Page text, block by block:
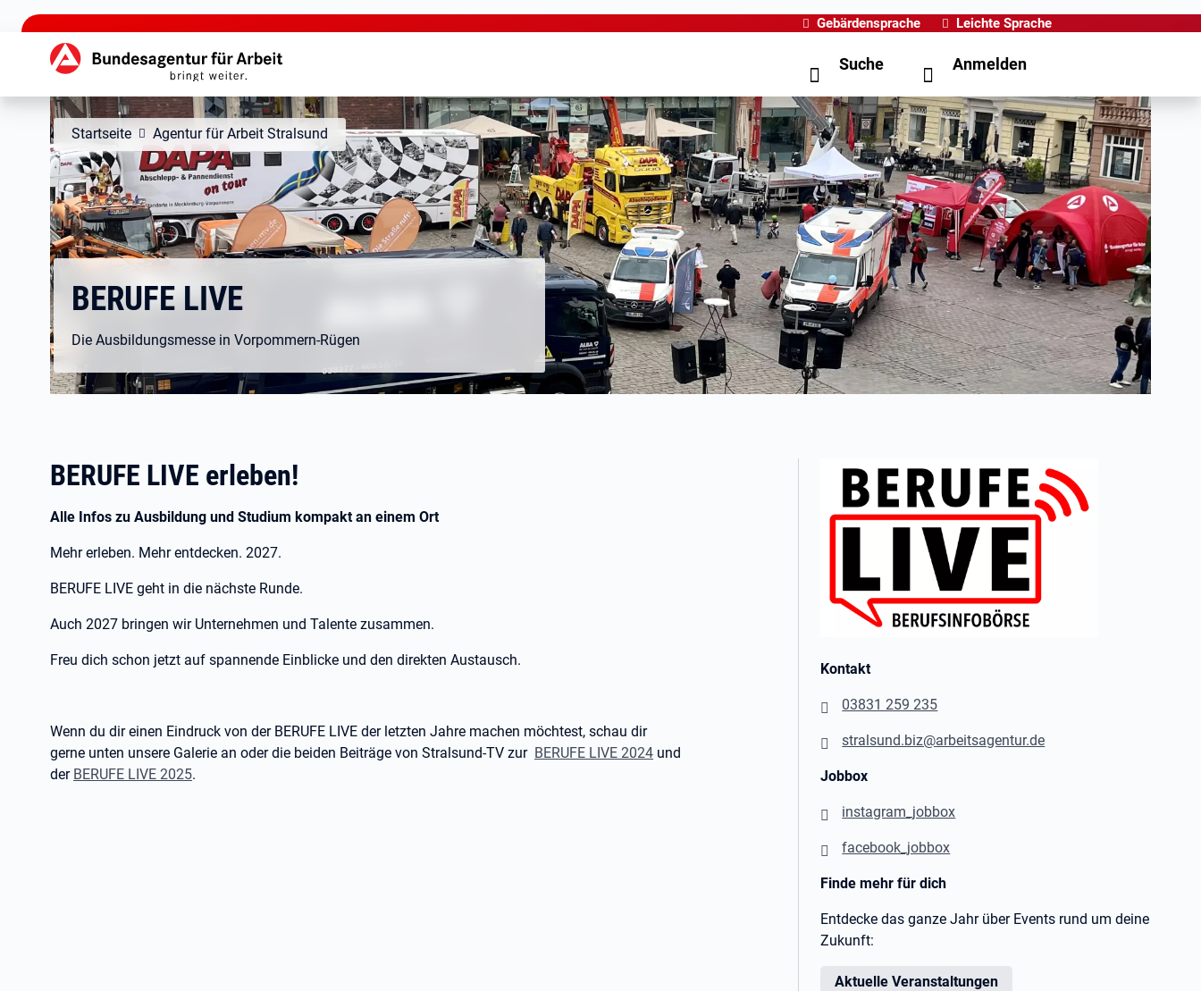
zu den Hauptinhalten springen
Gebärdensprache Leichte Sprache
Hauptnavigation Suche Anmelden
Startseite Agentur für Arbeit Stralsund
BERUFE LIVE
Die Ausbildungsmesse in Vorpommern-Rügen
BERUFE LIVE erleben!
Alle Infos zu Ausbildung und Studium kompakt an einem Ort
Mehr erleben. Mehr entdecken. 2027.
BERUFE LIVE geht in die nächste Runde.
Auch 2027 bringen wir Unternehmen und Talente zusammen.
Freu dich schon jetzt auf spannende Einblicke und den direkten Austausch.
Wenn du dir einen Eindruck von der BERUFE LIVE der letzten Jahre machen möchtest, schau dir
gerne unten unsere Galerie an oder die beiden Beiträge von Stralsund-TV zur BERUFE LIVE 2024 und
der BERUFE LIVE 2025.
Kontakt
03831 259 235
stralsund.biz@arbeitsagentur.de
Jobbox
instagram_jobbox
facebook_jobbox
Finde mehr für dich
Entdecke das ganze Jahr über Events rund um deine
Zukunft:
Aktuelle Veranstaltungen